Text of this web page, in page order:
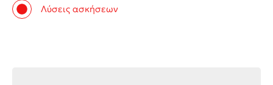
Λύσεις ασκήσεων